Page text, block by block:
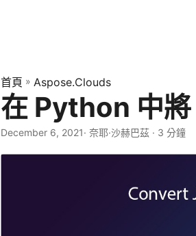
首頁 » Aspose.Clouds
在 Python 中將
December 6, 2021· 奈耶·沙赫巴茲 · 3 分鐘